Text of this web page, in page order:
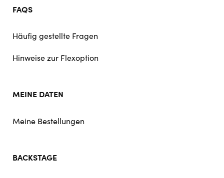
FAQS
Häufig gestellte Fragen
Hinweise zur Flexoption
MEINE DATEN
Meine Bestellungen
BACKSTAGE